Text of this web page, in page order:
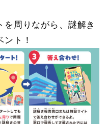
周りながら、謎解き
ト！